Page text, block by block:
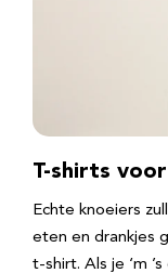
T-shirts
Echte knoeiers
eten en drankjes
t-shirt. Als je ‘m